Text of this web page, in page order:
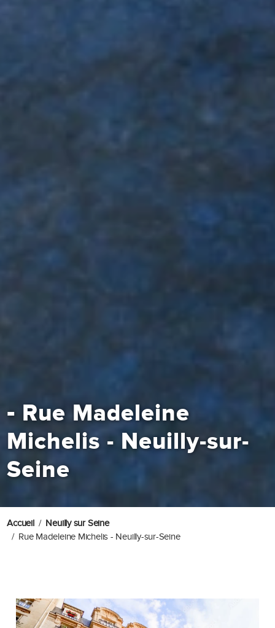
- Rue Madeleine
Michelis - Neuilly-sur-
Seine
Accueil
Neuilly sur Seine
Rue Madeleine Michelis - Neuilly-sur-Seine